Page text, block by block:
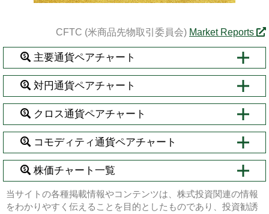
CFTC (米商品先物取引委員会) Market Reports
主要通貨ペアチャート
対円通貨ペアチャート
クロス通貨ペアチャート
コモディティ通貨ペアチャート
株価チャート一覧
当サイトの各種掲載情報やコンテンツは、株式投資関連の情報
をわかりやすく伝えることを目的としたものであり、投資勧誘